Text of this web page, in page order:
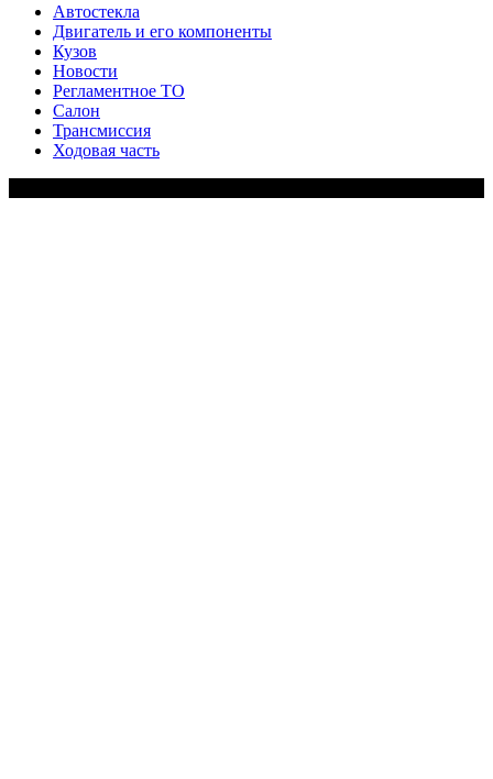
Автостекла
Двигатель и его компоненты
Кузов
Новости
Регламентное ТО
Салон
Трансмиссия
Ходовая часть